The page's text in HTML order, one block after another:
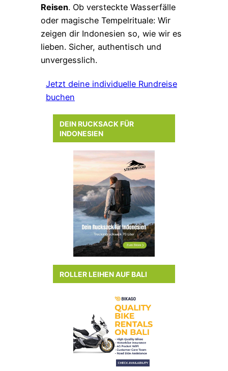
Reisen. Ob versteckte Wasserfälle
oder magische Tempelrituale: Wir
zeigen dir Indonesien so, wie wir es
lieben. Sicher, authentisch und
unvergesslich.
Jetzt deine individuelle Rundreise
buchen
DEIN RUCKSACK FÜR
INDONESIEN
ROLLER LEIHEN AUF BALI